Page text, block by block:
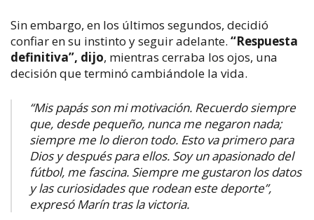
Sin embargo, en los últimos segundos, decidió
confiar en su instinto y seguir adelante. “Respuesta
definitiva”, dijo, mientras cerraba los ojos, una
decisión que terminó cambiándole la vida.
“Mis papás son mi motivación. Recuerdo siempre
que, desde pequeño, nunca me negaron nada;
siempre me lo dieron todo. Esto va primero para
Dios y después para ellos. Soy un apasionado del
fútbol, me fascina. Siempre me gustaron los datos
y las curiosidades que rodean este deporte”,
expresó Marín tras la victoria.